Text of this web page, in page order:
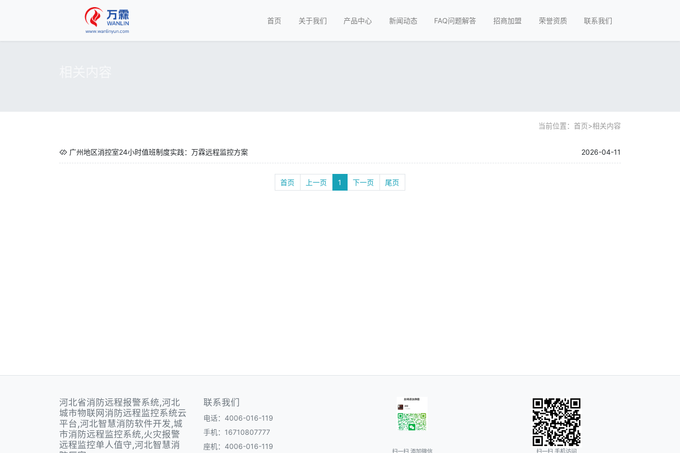
首页 关于我们 产品中心 新闻动态 FAQ问题解答 招商加盟 荣誉资质 联系我们
当前位置： 首页>相关内容
广州地区消控室24小时值班制度实践：万霖远程监控方案 2026-04-11
首页 上一页 1 下一页 尾页
河北省消防远程报警系统,河北
城市物联网消防远程监控系统云
平台,河北智慧消防软件开发,城
市消防远程监控系统,火灾报警
远程监控单人值守,河北智慧消
联系我们
电话：4006-016-119
手机：16710807777
座机：4006-016-119
扫一扫 添加微信 扫一扫 手机访问